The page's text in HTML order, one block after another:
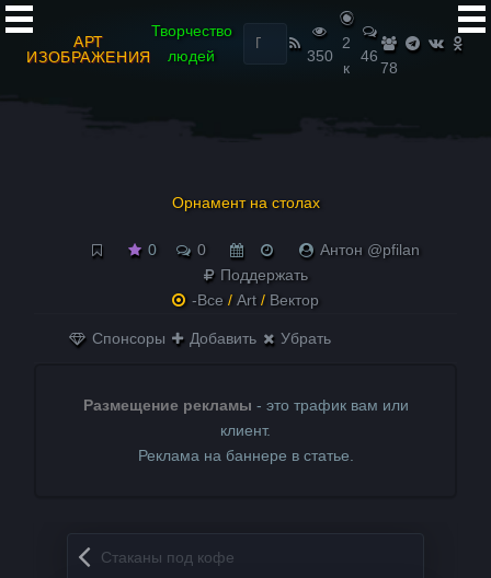
АРТ
ИЗОБРАЖЕНИЯ
Творчество
людей
Найти:
350
2
к
46
78
Орнамент на столах
0 0
Антон @pfilan
Поддержать
-Все / Art / Вектор
Спонсоры Добавить Убрать
Размещение рекламы - это трафик вам или
клиент.
Реклама на баннере в статье.
Запись навигация
Стаканы под кофе